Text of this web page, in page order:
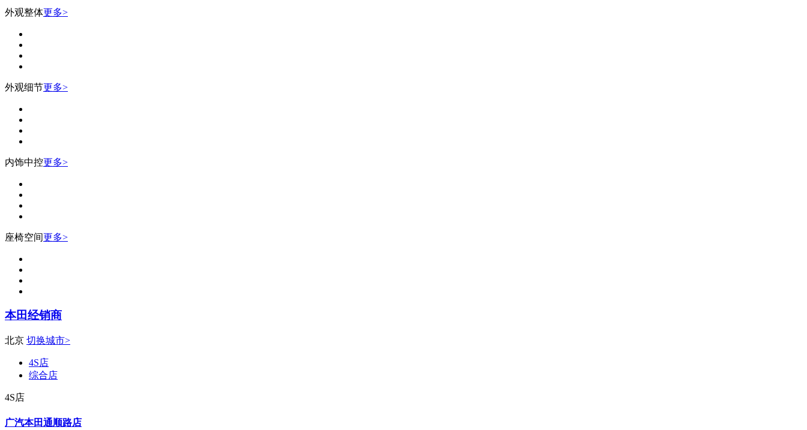
外观整体更多>
外观细节更多>
内饰中控更多>
座椅空间更多>
本田经销商
北京 切换城市>
4S店
综合店
4S店
广汽本田通顺路店